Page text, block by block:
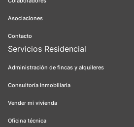
Asociaciones
Contacto
Servicios Residencial
Administración de fincas y alquileres
Consultoría inmobiliaria
Vender mi vivienda
Oficina técnica